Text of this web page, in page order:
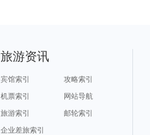
旅游资讯
宾馆索引
攻略索引
机票索引
网站导航
旅游索引
邮轮索引
企业差旅索引